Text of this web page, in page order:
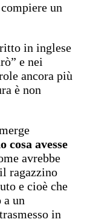
un
in inglese
e nei
ancora più
è non
cosa avesse
avrebbe
ragazzino
e cioè che
a un
in